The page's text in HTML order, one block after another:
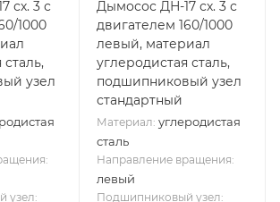
сх. 3 с
1000
узел
узел:
Дымосос ДН-17 сх. 3 с
двигателем 160/1000
левый, материал
углеродистая сталь,
подшипниковый узел
стандартный
Материал: углеродистая
сталь
Направление вращения:
левый
Подшипниковый узел: